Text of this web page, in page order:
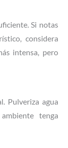
Si notas
considera
intensa, pero
Pulveriza agua
tenga